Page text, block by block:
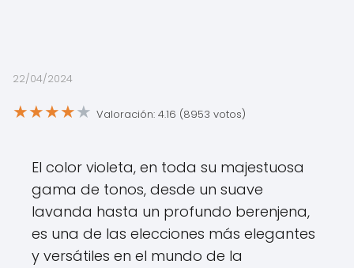
22/04/2024
★★★★★ Valoración: 4.16 (8953 votos)
El color violeta, en toda su majestuosa
gama de tonos, desde un suave
lavanda hasta un profundo berenjena,
es una de las elecciones más elegantes
y versátiles en el mundo de la